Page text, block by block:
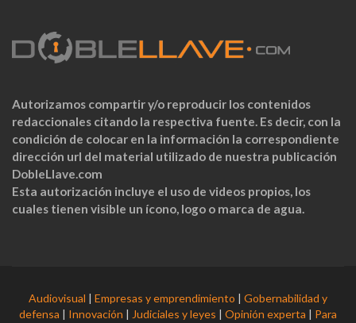
Autorizamos compartir y/o reproducir los contenidos
redaccionales citando la respectiva fuente. Es decir, con la
condición de colocar en la información la correspondiente
dirección url del material utilizado de nuestra publicación
DobleLlave.com
Esta autorización incluye el uso de videos propios, los
cuales tienen visible un ícono, logo o marca de agua.
Audiovisual | Empresas y emprendimiento | Gobernabilidad y
defensa | Innovación | Judiciales y leyes | Opinión experta | Para